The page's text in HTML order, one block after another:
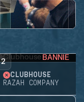
2 BANNIE
CLUBHOUSE
RAZAH COMPANY